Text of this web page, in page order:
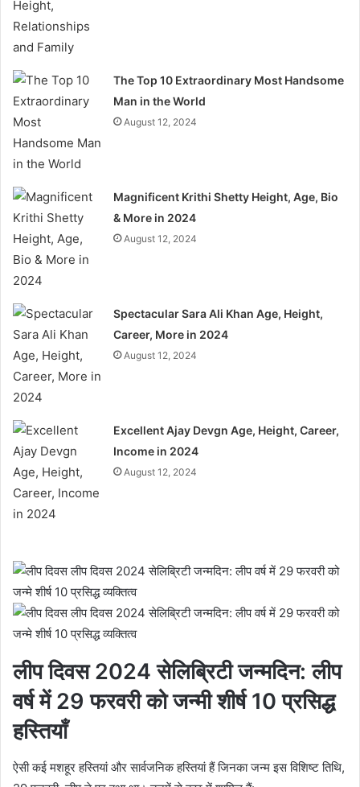
The Top 10 Extraordinary Most Handsome
Man in the World
August 12, 2024
Magnificent Krithi Shetty Height, Age, Bio
& More in 2024
August 12, 2024
Spectacular Sara Ali Khan Age, Height,
Career, More in 2024
August 12, 2024
Excellent Ajay Devgn Age, Height, Career,
Income in 2024
August 12, 2024
लीप दिवस 2024 सेलिब्रिटी जन्मदिन: लीप
वर्ष में 29 फरवरी को जन्मी शीर्ष 10 प्रसिद्ध
हस्तियाँ
ऐसी कई मशहूर हस्तियां और सार्वजनिक हस्तियां हैं जिनका जन्म इस विशिष्ट तिथि,